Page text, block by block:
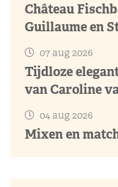
Château
Guillaume en
07 aug 2026
Tijdloze
van Caroline
04 aug 2026
Mixen en